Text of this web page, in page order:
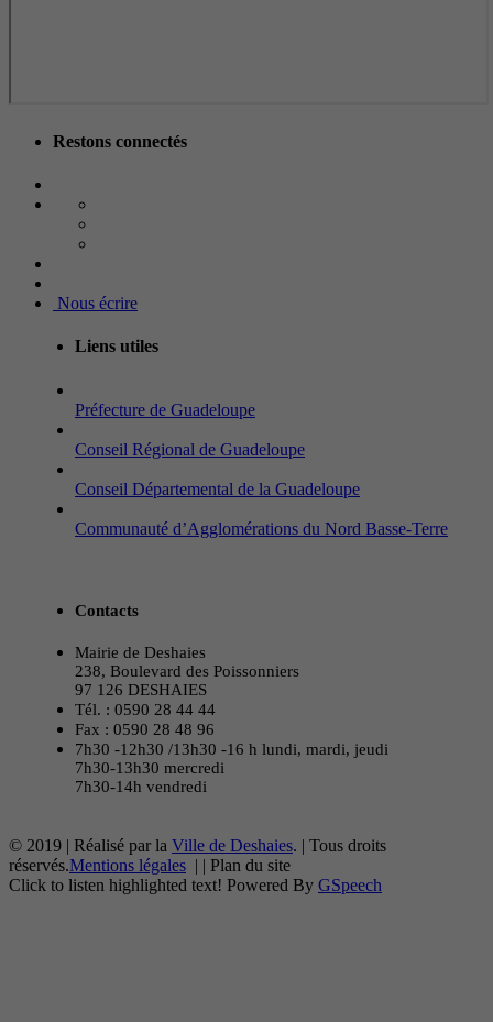
Restons connectés
Nous écrire
Liens utiles
Préfecture de Guadeloupe
Conseil Régional de Guadeloupe
Conseil Départemental de la Guadeloupe
Communauté d’Agglomérations du Nord Basse-Terre
Contacts
Mairie de Deshaies
238, Boulevard des Poissonniers
97 126 DESHAIES
Tél. : 0590 28 44 44
Fax : 0590 28 48 96
7h30 -12h30 /13h30 -16 h lundi, mardi, jeudi
7h30-13h30 mercredi
7h30-14h vendredi
© 2019 | Réalisé par la Ville de Deshaies. | Tous droits
réservés.Mentions légales | | Plan du site
Click to listen highlighted text! Powered By GSpeech